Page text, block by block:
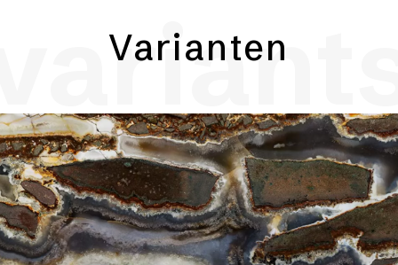
Varianten